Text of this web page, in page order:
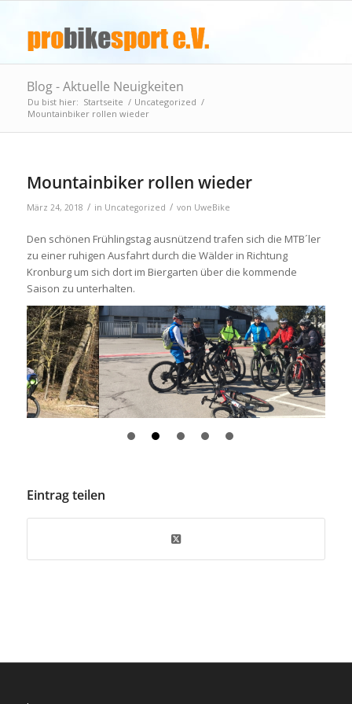
Blog - Aktuelle Neuigkeiten
Du bist hier: Startseite / Uncategorized /
Mountainbiker rollen wieder
Mountainbiker rollen wieder
März 24, 2018 / in Uncategorized / von UweBike
Den schönen Frühlingstag ausnützend trafen sich die MTB´ler
zu einer ruhigen Ausfahrt durch die Wälder in Richtung
Kronburg um sich dort im Biergarten über die kommende
Saison zu unterhalten.
Eintrag teilen